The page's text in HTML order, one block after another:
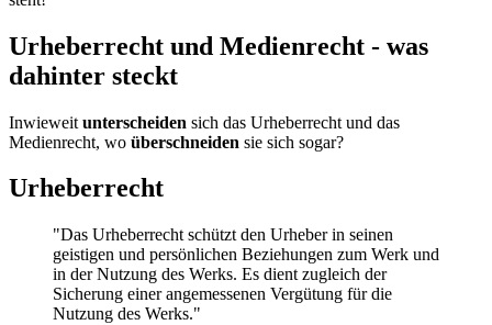
Urheberrecht und Medienrecht - was
dahinter steckt
Inwieweit unterscheiden sich das Urheberrecht und das
Medienrecht, wo überschneiden sie sich sogar?
Urheberrecht
"Das Urheberrecht schützt den Urheber in seinen
geistigen und persönlichen Beziehungen zum Werk und
in der Nutzung des Werks. Es dient zugleich der
Sicherung einer angemessenen Vergütung für die
Nutzung des Werks."